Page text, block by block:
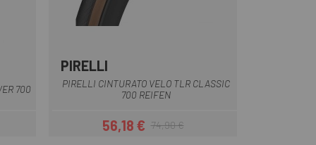
700
PIRELLI
PIRELLI CINTURATO VELO TLR CLASSIC
700 REIFEN
Preis
56,18 €Regulärer Preis
74,90 €